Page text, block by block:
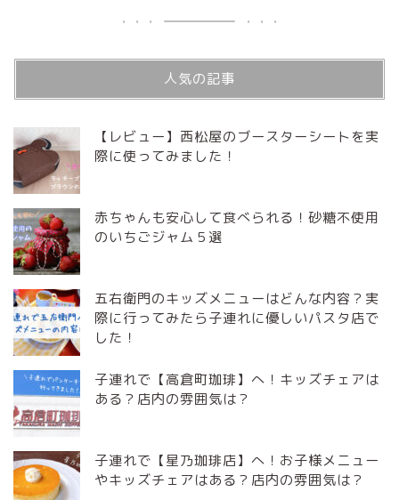
人気の記事
【レビュー】西松屋のブースターシートを実
際に使ってみました！
赤ちゃんも安心して食べられる！砂糖不使用
のいちごジャム５選
五右衛門のキッズメニューはどんな内容？実
際に行ってみたら子連れに優しいパスタ店で
した！
子連れで【高倉町珈琲】へ！キッズチェアは
ある？店内の雰囲気は？
子連れで【星乃珈琲店】へ！お子様メニュー
やキッズチェアはある？店内の雰囲気は？